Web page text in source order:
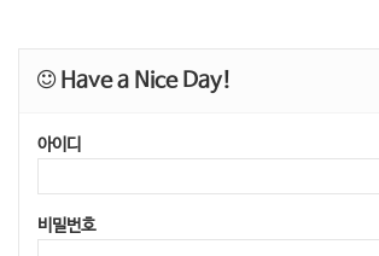
Have a Nice Day!
아이디
비밀번호